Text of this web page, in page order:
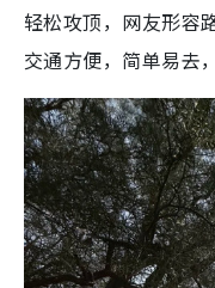
轻松攻顶，网友形
交通方便，简单易去